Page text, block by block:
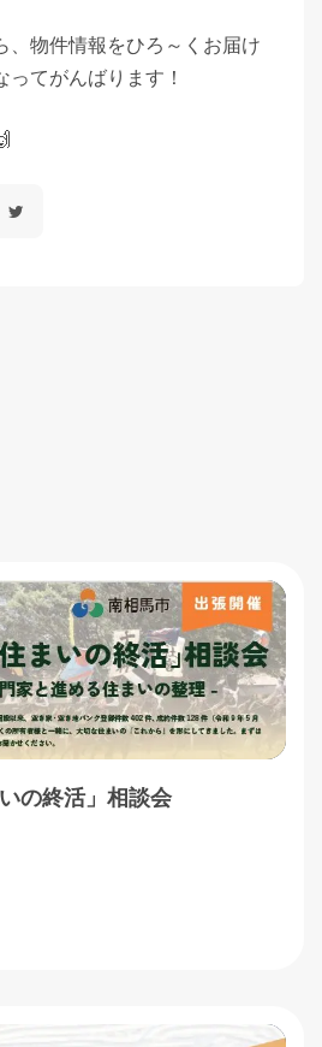
、物件情報をひろ～くお届け
ってがんばります！
の終活」相談会